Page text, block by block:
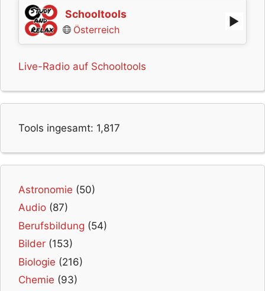
Schooltools
Österreich
Live-Radio auf Schooltools
Tools ingesamt: 1,817
Astronomie (50)
Audio (87)
Berufsbildung (54)
Bilder (153)
Biologie (216)
Chemie (93)